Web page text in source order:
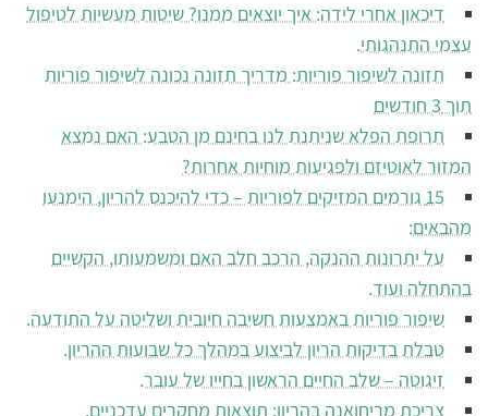
דיכאון אחרי לידה: איך יוצאים ממנו? שיטות מעשיות לטיפול
עצמי התנהגותי.
תזונה לשיפור פוריות: מדריך תזונה נכונה לשיפור פוריות
תוך 3 חודשים
תרופת הפלא שניתנת לנו בחינם מן הטבע: האם נמצא
המזור לאוטיזם ולפגיעות מוחיות אחרות?
15 גורמים המזיקים לפוריות – כדי להיכנס להריון, הימנעו
מהבאים:
על יתרונות ההנקה, הרכב חלב האם ומשמעותו, הקשיים
בהתחלה ועוד.
שיפור פוריות באמצעות חשיבה חיובית ושליטה על התודעה.
טבלת בדיקות הריון לביצוע במהלך כל שבועות ההריון.
זיגוטה – שלב החיים הראשון בחייו של עובר.
צריכת מריחואנה בהריון: תוצאות מחקרים עדכניים.